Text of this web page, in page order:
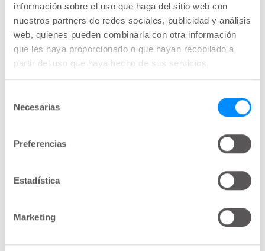
información sobre el uso que haga del sitio web con
nuestros partners de redes sociales, publicidad y análisis
web, quienes pueden combinarla con otra información
que les haya proporcionado o que hayan recopilado a
partir del uso que haya hecho de sus servicios.
Necesarias
Preferencias
Estadística
Marketing
de video o audio o gráficos por separado del texto
que lo acompaña. No se pueden incluir enlaces a
este sitio web en ningún otro sitio web sin
nuestro permiso previo por escrito.
utilizar el contenido propiedad de terceros que
el permiso del propietario del tercero antes de
usar o descargar dicho contenido. El contenido
que está protegido por derechos de autor no
ningún aviso de atribución del autor o aviso de
derechos de autor que aparezca en dicho